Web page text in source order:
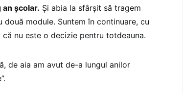
școlar. Și abia la sfârșit să tragem
module. Suntem în continuare, cu
nu este o decizie pentru totdeauna.
de aia am avut de-a lungul anilor